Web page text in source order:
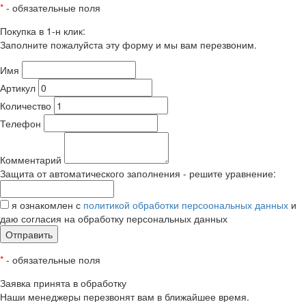
* - обязательные поля
Покупка в 1-н клик:
Заполните пожалуйста эту форму и мы вам перезвоним.
Имя
Артикул
Количество
Телефон
Комментарий
Защита от автоматического заполнения - решите уравнение:
я ознакомлен с политикой обработки персоональных данных и
даю согласия на обработку персональных данных
Отправить
* - обязательные поля
Заявка принята в обработку
Наши менеджеры перезвонят вам в ближайшее время.